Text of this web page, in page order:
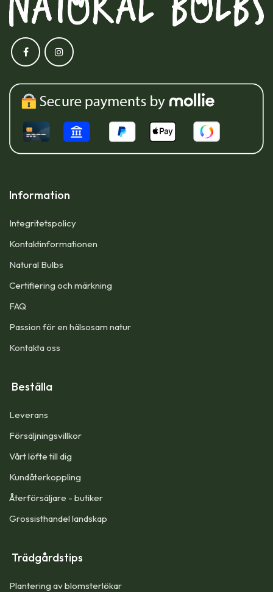
Information
Integritetspolicy
Kontaktinformationen
Natural Bulbs
Certifiering och märkning
FAQ
Passion för en hälsosam natur
Kontakta oss
Beställa
Leverans
Försäljningsvillkor
Vårt löfte till dig​
Kundåterkoppling
Återförsäljare - butiker
Grossisthandel landskap
Trädgårdstips
Plantering av blomsterlökar